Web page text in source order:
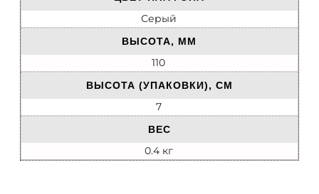
Серый
ВЫСОТА, ММ
110
ВЫСОТА (УПАКОВКИ), СМ
7
ВЕС
0.4 кг